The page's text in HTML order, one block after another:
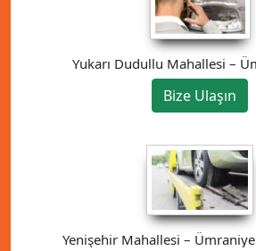
Yukarı Dudullu Mahallesi –
Kurtarıcı
Bize Ulaşın
Yenişehir Mahallesi – Ümraniye